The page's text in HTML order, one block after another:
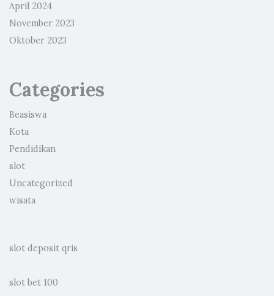
April 2024
November 2023
Oktober 2023
Categories
Beasiswa
Kota
Pendidikan
slot
Uncategorized
wisata
slot deposit qris
slot bet 100